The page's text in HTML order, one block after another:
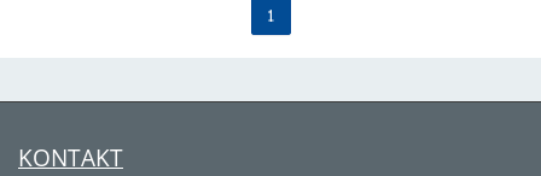
1
KONTAKT